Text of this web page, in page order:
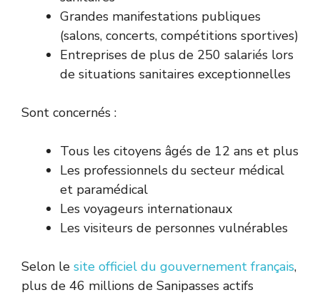
Grandes manifestations publiques
(salons, concerts, compétitions sportives)
Entreprises de plus de 250 salariés lors
de situations sanitaires exceptionnelles
Sont concernés :
Tous les citoyens âgés de 12 ans et plus
Les professionnels du secteur médical
et paramédical
Les voyageurs internationaux
Les visiteurs de personnes vulnérables
Selon le site officiel du gouvernement français,
plus de 46 millions de Sanipasses actifs